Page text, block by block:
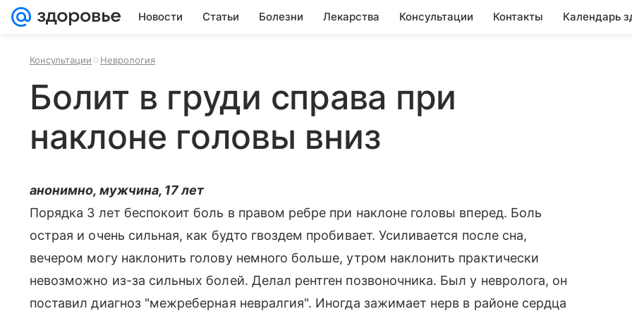
Новости Статьи Болезни Лекарства Консультации Контакты Календарь
Консультации Неврология
Болит в груди справа при
наклоне головы вниз
анонимно, мужчина, 17 лет
Порядка 3 лет беспокоит боль в правом ребре при наклоне головы вперед. Боль
острая и очень сильная, как будто гвоздем пробивает. Усиливается после сна,
вечером могу наклонить голову немного больше, утром наклонить практически
невозможно из-за сильных болей. Делал рентген позвоночника. Был у невролога, он
поставил диагноз "межреберная невралгия". Иногда зажимает нерв в районе сердца